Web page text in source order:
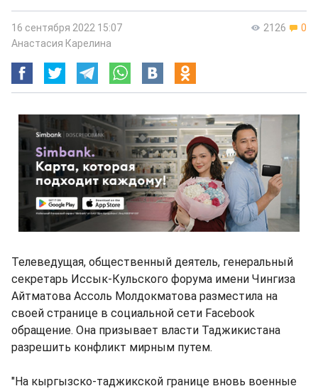
2126 0
16 сентября 2022 15:07
Анастасия Карелина
Телеведущая, общественный деятель, генеральный
секретарь Иссык-Кульского форума имени Чингиза
Айтматова Ассоль Молдокматова разместила на
своей странице в социальной сети Facebook
обращение. Она призывает власти Таджикистана
разрешить конфликт мирным путем.
"На кыргызско-таджикской границе вновь военные